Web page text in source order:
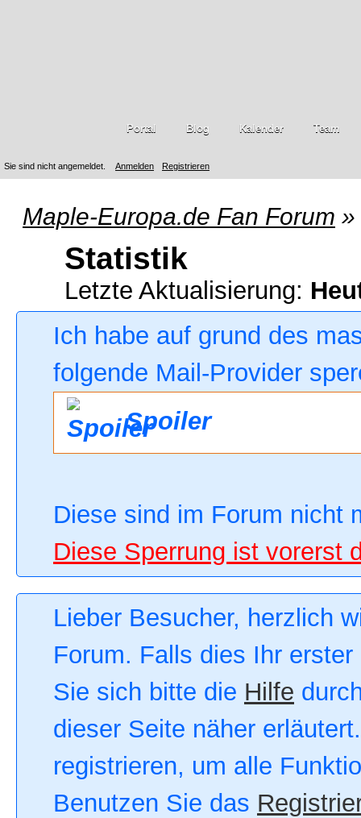
Sie sind nicht angemeldet. Anmelden Registrieren
Portal Blog Kalender Team
Maple-Europa.de Fan Forum »
Statistik
Letzte Aktualisierung:
Ich habe auf grund des
folgende Mail-Provider
Spoiler
Diese sind im Forum nicht
Diese Sperrung ist vorerst
Lieber Besucher, herzlich
Forum. Falls dies Ihr
Sie sich bitte die Hilfe
dieser Seite näher
registrieren, um alle
Benutzen Sie das